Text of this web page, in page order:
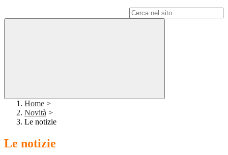
Home >
Novità >
Le notizie
Le notizie